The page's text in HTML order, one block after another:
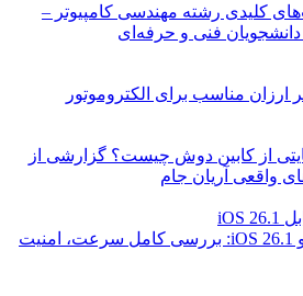
کلیدی رشته مهندسی کامپیوتر –
فنی و حرفه‌ای
ارزان مناسب برای الکتروموتور
از کابین دوش چیست؟ گزارشی از
واقعی آریان جام
مقایسه اندروید 16 و iOS 26.1: بررسی کامل سرعت، امنیت